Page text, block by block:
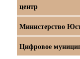
центр
Министерство
Цифровое